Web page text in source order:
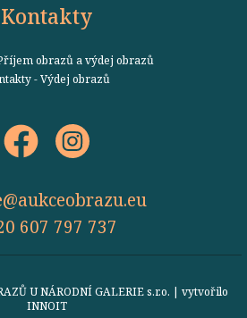
Kontakty
obrazů a výdej obrazů
- Výdej obrazů
607 797 737
U NÁRODNÍ GALERIE s.r.o. | vytvořilo
INNOIT